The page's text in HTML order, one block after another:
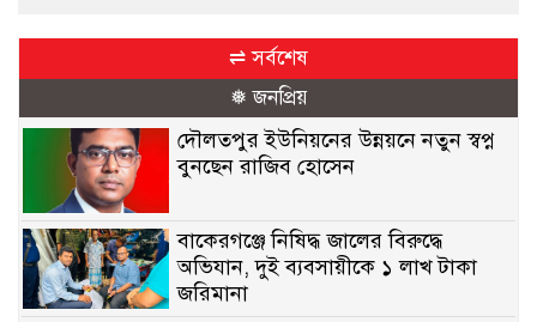
⇌ সর্বশেষ
❅ জনপ্রিয়
দৌলতপুর ইউনিয়নের উন্নয়নে নতুন স্বপ্ন
বুনছেন রাজিব হোসেন
বাকেরগঞ্জে নিষিদ্ধ জালের বিরুদ্ধে
অভিযান, দুই ব্যবসায়ীকে ১ লাখ টাকা
জরিমানা